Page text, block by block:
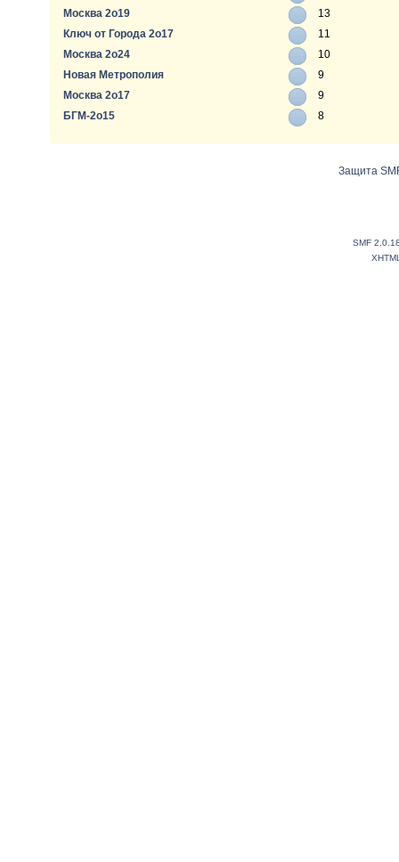
Москва 2о19
13
Ключ от Города 2о17
11
Москва 2о24
10
Новая Метрополия
9
Москва 2о17
9
БГМ-2о15
8
Защита
SMF